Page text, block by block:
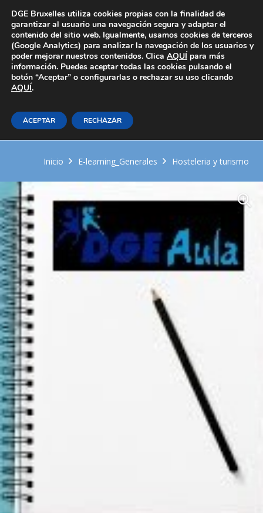
Área Privada
Servicio de alimentos y bebidas y
atención al cliente en
restauración
Inicio E-learning_Generales Hosteleria y turismo
DGE Bruxelles utiliza cookies propias con la finalidad de
garantizar al usuario una navegación segura y adaptar el
contenido del sitio web. Igualmente, usamos cookies de terceros
(Google Analytics) para analizar la navegación de los usuarios y
poder mejorar nuestros contenidos. Clica AQUÍ para más
información. Puedes aceptar todas las cookies pulsando el
botón “Aceptar” o configurarlas o rechazar su uso clicando
AQUÍ.
ACEPTAR RECHAZAR